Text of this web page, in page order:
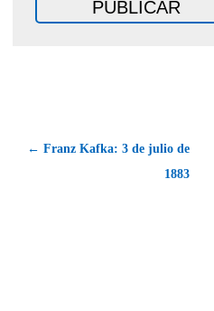
← Franz Kafka: 3 de julio de
1883